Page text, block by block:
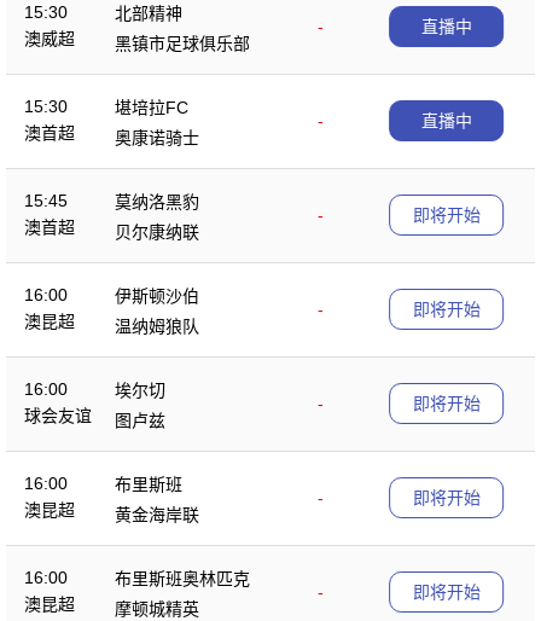
15:30
澳威超
北部精神
-
黑镇市足球俱乐部
直播中
15:30
澳首超
堪培拉FC
-
奥康诺骑士
直播中
15:45
澳首超
莫纳洛黑豹
-
贝尔康纳联
即将开始
16:00
澳昆超
伊斯顿沙伯
-
温纳姆狼队
即将开始
16:00
球会友谊
埃尔切
-
图卢兹
即将开始
16:00
澳昆超
布里斯班
-
黄金海岸联
即将开始
16:00
澳昆超
布里斯班奥林匹克
-
摩顿城精英
即将开始